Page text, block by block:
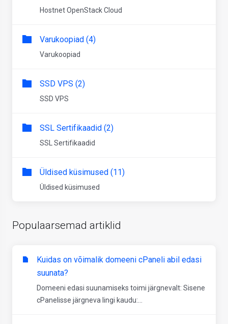
Hostnet OpenStack Cloud
Varukoopiad (4)
Varukoopiad
SSD VPS (2)
SSD VPS
SSL Sertifikaadid (2)
SSL Sertifikaadid
Üldised küsimused (11)
Üldised küsimused
Populaarsemad artiklid
Kuidas on võimalik domeeni cPaneli abil edasi
suunata?
Domeeni edasi suunamiseks toimi järgnevalt: Sisene
cPanelisse järgneva lingi kaudu:...